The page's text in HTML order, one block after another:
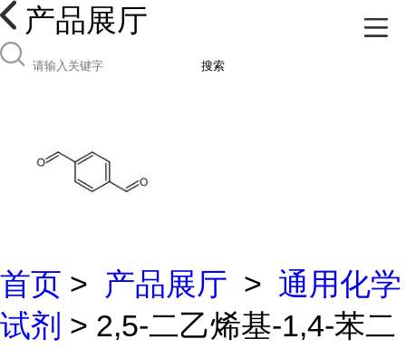
产品展厅
搜索
首页 > 产品展厅 > 通用化学
试剂 > 2,5-二乙烯基-1,4-苯二